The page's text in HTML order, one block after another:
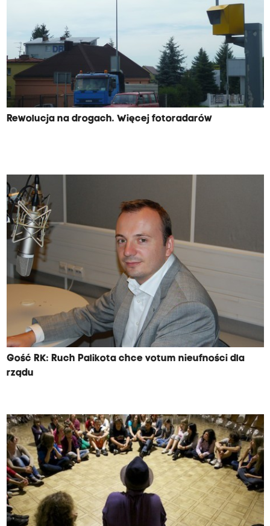
Rewolucja na drogach. Więcej fotoradarów
Gość RK: Ruch Palikota chce votum nieufności dla
rządu